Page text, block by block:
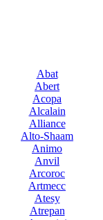
Abat
Abert
Acopa
Alcalain
Alliance
Alto-Shaam
Animo
Anvil
Arcoroc
Artmecc
Atesy
Atrepan